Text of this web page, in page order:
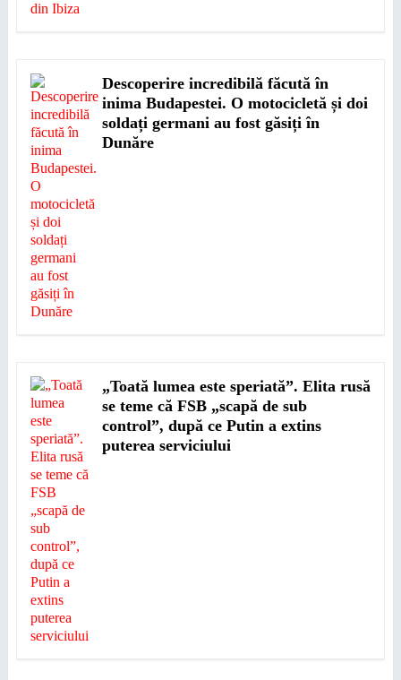
Descoperire incredibilă făcută în
inima Budapestei. O motocicletă și doi
soldați germani au fost găsiți în
Dunăre
„Toată lumea este speriată”. Elita rusă
se teme că FSB „scapă de sub
control”, după ce Putin a extins
puterea serviciului